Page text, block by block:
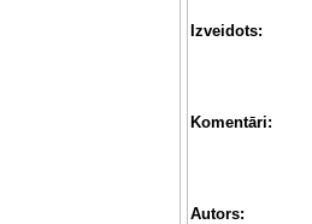
Izveidots:
Komentāri:
Autors: